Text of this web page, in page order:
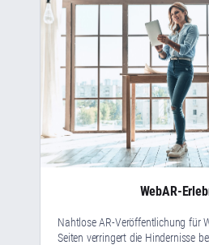
WebAR-
Nahtlose AR-Veröffentlichung für
Seiten verringert die Hindernisse